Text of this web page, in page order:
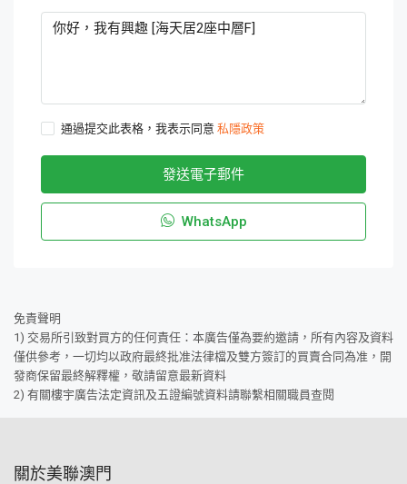
通過提交此表格，我表示同意 私隱政策
發送電子郵件
WhatsApp
免責聲明
1) 交易所引致對買方的任何責任：本廣告僅為要約邀請，所有內容及資料
僅供參考，一切均以政府最終批准法律檔及雙方簽訂的買賣合同為准，開
發商保留最終解釋權，敬請留意最新資料
2) 有關樓宇廣告法定資訊及五證編號資料請聯繫相關職員查閱
關於美聯澳門